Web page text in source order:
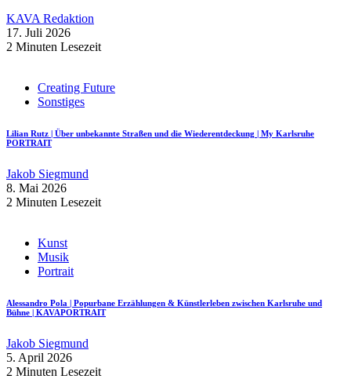
KAVA Redaktion
17. Juli 2026
2 Minuten Lesezeit
Creating Future
Sonstiges
Lilian Rutz | Über unbekannte Straßen und die Wiederentdeckung | My Karlsruhe
PORTRAIT
Jakob Siegmund
8. Mai 2026
2 Minuten Lesezeit
Kunst
Musik
Portrait
Alessandro Pola | Popurbane Erzählungen & Künstlerleben zwischen Karlsruhe und
Bühne | KAVAPORTRAIT
Jakob Siegmund
5. April 2026
2 Minuten Lesezeit